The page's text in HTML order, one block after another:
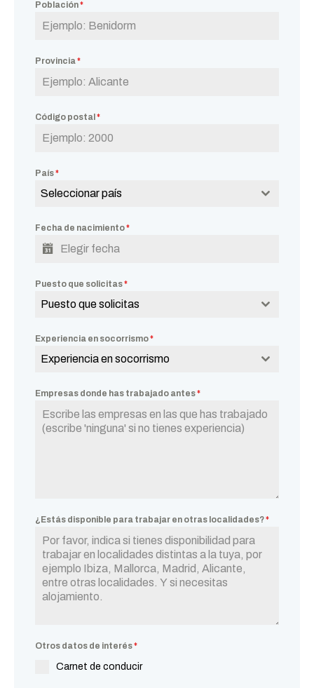
Población*
Provincia*
Código postal *
País*
Seleccionar país
Fecha de nacimiento*
Puesto que solicitas*
Puesto que solicitas
Experiencia en socorrismo*
Experiencia en socorrismo
Empresas donde has trabajado antes*
¿Estás disponible para trabajar en otras localidades?*
Otros datos de interés*
Carnet de conducir